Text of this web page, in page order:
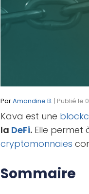
ParAmandine B. | Publié le
Kava est une
la DeFi. Elle permet
cryptomonnaies
Sommaire